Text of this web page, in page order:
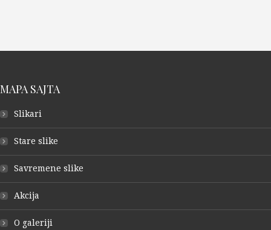
MAPA SAJTA
Slikari
Stare slike
Savremene slike
Akcija
O galeriji